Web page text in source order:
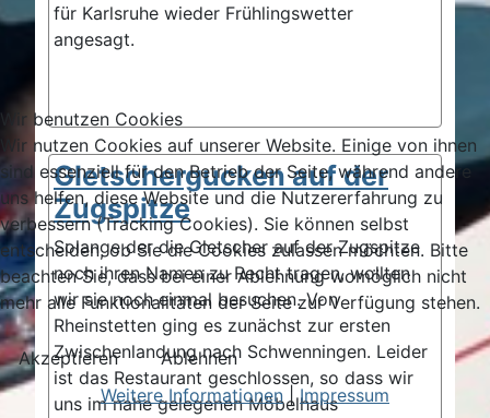
für Karlsruhe wieder Frühlingswetter
angesagt.
Gletschergucken auf der
Zugspitze
Solange der die Gletscher auf der Zugspitze
noch ihren Namen zu Recht tragen, wollten
wir sie noch einmal besuchen. Von
Rheinstetten ging es zunächst zur ersten
Zwischenlandung nach Schwenningen. Leider
ist das Restaurant geschlossen, so dass wir
uns im nahe gelegenen Möbelhaus
Wir benutzen Cookies
Wir nutzen Cookies auf unserer Website. Einige von ihnen
sind essenziell für den Betrieb der Seite, während andere
uns helfen, diese Website und die Nutzererfahrung zu
verbessern (Tracking Cookies). Sie können selbst
entscheiden, ob Sie die Cookies zulassen möchten. Bitte
beachten Sie, dass bei einer Ablehnung womöglich nicht
mehr alle Funktionalitäten der Seite zur Verfügung stehen.
Akzeptieren
Ablehnen
Weitere Informationen |Impressum